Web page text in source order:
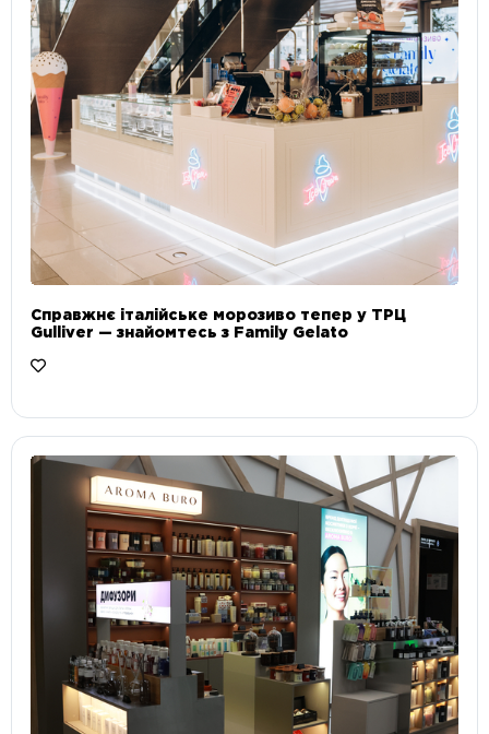
Справжнє італійське морозиво тепер у ТРЦ
Gulliver — знайомтесь з Family Gelato